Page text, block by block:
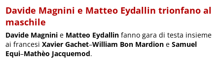
Davide Magnini e Matteo Eydallin trionfano al
maschile
Davide Magnini e Matteo Eydallin fanno gara di testa insieme
ai francesiXavier Gachet–William Bon Mardion eSamuel
Equi–Mathèo Jacquemod.